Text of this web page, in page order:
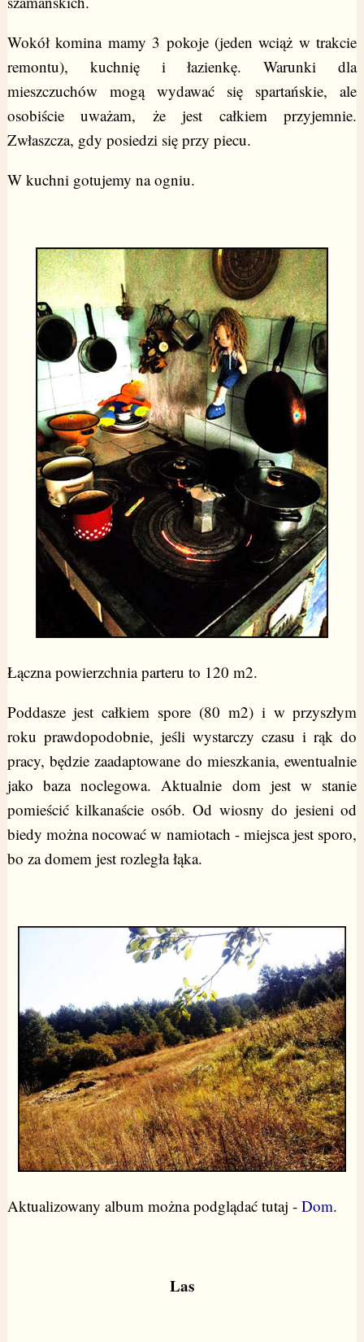
Wokół komina mamy 3 pokoje (jeden wciąż w trakcie
remontu), kuchnię i łazienkę. Warunki dla
mieszczuchów mogą wydawać się spartańskie, ale
osobiście uważam, że jest całkiem przyjemnie.
Zwłaszcza, gdy posiedzi się przy piecu.
W kuchni gotujemy na ogniu.
Łączna powierzchnia parteru to 120 m2.
Poddasze jest całkiem spore (80 m2) i w przyszłym
roku prawdopodobnie, jeśli wystarczy czasu i rąk do
pracy, będzie zaadaptowane do mieszkania, ewentualnie
jako baza noclegowa. Aktualnie dom jest w stanie
pomieścić kilkanaście osób. Od wiosny do jesieni od
biedy można nocować w namiotach - miejsca jest sporo,
bo za domem jest rozległa łąka.
Aktualizowany album można podglądać tutaj - Dom.
Las